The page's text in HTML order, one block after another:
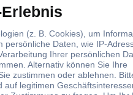
Grau 1 St.